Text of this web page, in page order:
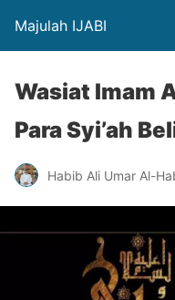
Majulah IJABI
Wasiat Imam
Para Syi’ah
Habib Ali Umar Al-